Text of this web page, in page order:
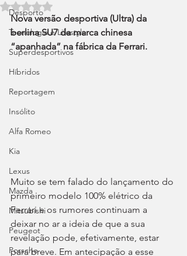
Desporto
Tecnologia e Lifestyle
Superdesportivos
Híbridos
Reportagem
Insólito
Alfa Romeo
Kia
Lexus
Mazda
Mitsubishi
Peugeot
Porsche
Avaliado com NaN de 5 estrelas.
Nova versão desportiva (Ultra) da
berlina SU7 da marca chinesa
“apanhada” na fábrica da Ferrari.
Muito se tem falado do lançamento do
primeiro modelo 100% elétrico da
Ferrari e os rumores continuam a
deixar no ar a ideia de que a sua
revelação pode, efetivamente, estar
para breve. Em antecipação a esse